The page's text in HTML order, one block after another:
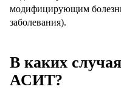
модифицирующим
заболевания).
В каких
АСИТ?